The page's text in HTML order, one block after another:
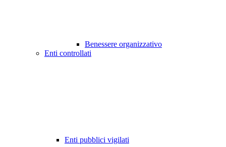
Benessere organizzativo
Enti controllati
Enti pubblici vigilati